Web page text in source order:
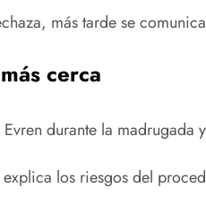
más tarde se
cerca
durante la madrugada
los riesgos del